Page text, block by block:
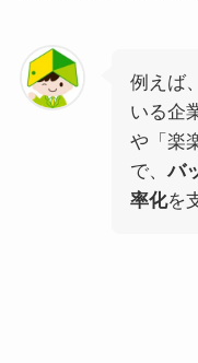
例えば
いる企
や「楽
で、バ
率化を